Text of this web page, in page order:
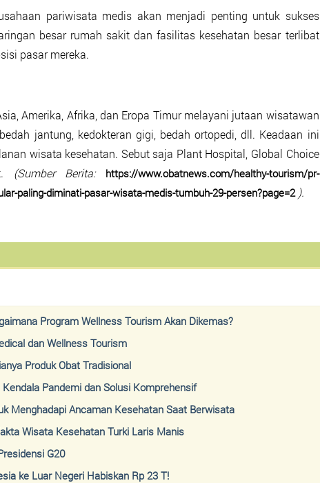
pariwisata medis akan menjadi penting untuk sukses
besar rumah sakit dan fasilitas kesehatan besar terlibat
pasar mereka.
Amerika, Afrika, dan Eropa Timur melayani jutaan wisatawan
jantung, kedokteran gigi, bedah ortopedi, dll. Keadaan ini
wisata kesehatan. Sebut saja Plant Hospital, Global Choice
(Sumber Berita:
https://www.obatnews.com/healthy-tourism/pr-
paling-diminati-pasar-wisata-medis-tumbuh-29-persen?page=2 ).
Program Wellness Tourism Akan Dikemas?
dan Wellness Tourism
Produk Obat Tradisional
Pandemi dan Solusi Komprehensif
Menghadapi Ancaman Kesehatan Saat Berwisata
Wisata Kesehatan Turki Laris Manis
G20
ke Luar Negeri Habiskan Rp 23 T!